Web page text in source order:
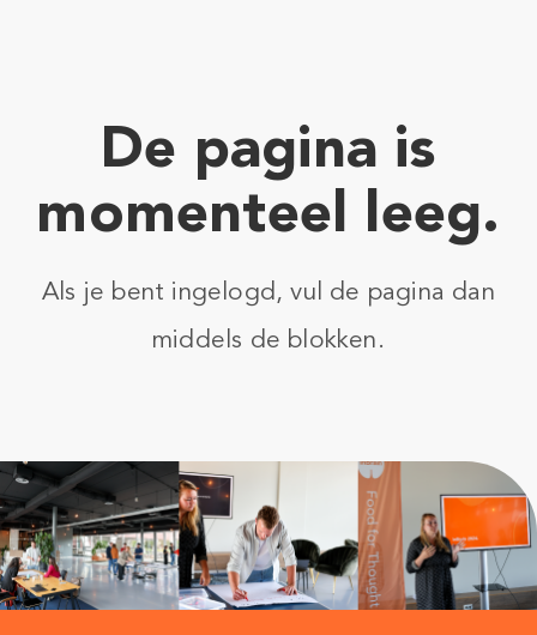
De pagina is
momenteel leeg.
Als je bent ingelogd, vul de pagina dan
middels de blokken.